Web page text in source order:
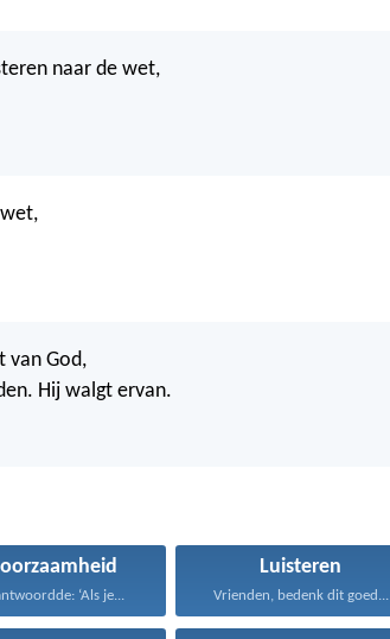
naar de wet,
van God,
Hij walgt ervan.
‘Als je...
Luisteren
Vrienden, bedenk dit goed...